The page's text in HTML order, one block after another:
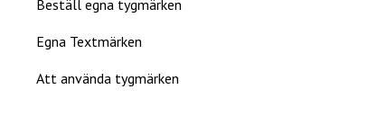
Beställ egna tygmärken
Egna Textmärken
Att använda tygmärken